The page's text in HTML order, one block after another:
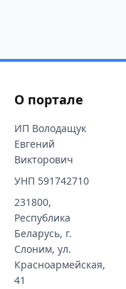
О портале
ИП Володащук
Евгений
Викторович
УНП 591742710
231800,
Республика
Беларусь, г.
Слоним, ул.
Красноармейская,
41